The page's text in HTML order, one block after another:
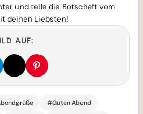
und teile die Botschaft vom
deinen Liebsten!
AUF:
#Guten Abend